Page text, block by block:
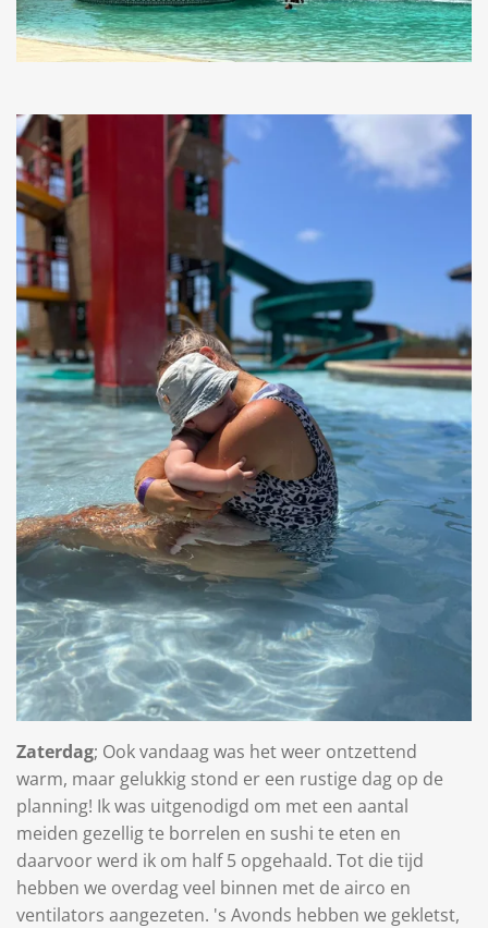
Zaterdag; Ook vandaag was het weer ontzettend
warm, maar gelukkig stond er een rustige dag op de
planning! Ik was uitgenodigd om met een aantal
meiden gezellig te borrelen en sushi te eten en
daarvoor werd ik om half 5 opgehaald. Tot die tijd
hebben we overdag veel binnen met de airco en
ventilators aangezeten. 's Avonds hebben we gekletst,